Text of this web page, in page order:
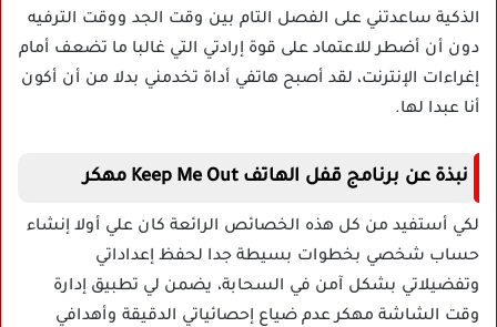
الذكية ساعدتني على الفصل التام بين وقت الجد ووقت الترفيه
دون أن أضطر للاعتماد على قوة إرادتي التي غالبا ما تضعف أمام
إغراءات الإنترنت، لقد أصبح هاتفي أداة تخدمني بدلا من أن أكون
أنا عبدا لها.
نبذة عن برنامج قفل الهاتف Keep Me Out مهكر
لكي أستفيد من كل هذه الخصائص الرائعة كان علي أولا إنشاء
حساب شخصي بخطوات بسيطة جدا لحفظ إعداداتي
وتفضيلاتي بشكل آمن في السحابة، يضمن لي تطبيق إدارة
وقت الشاشة مهكر عدم ضياع إحصائياتي الدقيقة وأهدافي